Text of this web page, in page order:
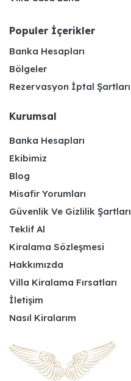
Populer İçerikler
Banka Hesapları
Bölgeler
Rezervasyon İptal Şartları
Kurumsal
Banka Hesapları
Ekibimiz
Blog
Misafir Yorumları
Güvenlik Ve Gizlilik Şartları
Teklif Al
Kiralama Sözleşmesi
Hakkımızda
Villa Kiralama Fırsatları
İletişim
Nasıl Kiralarım